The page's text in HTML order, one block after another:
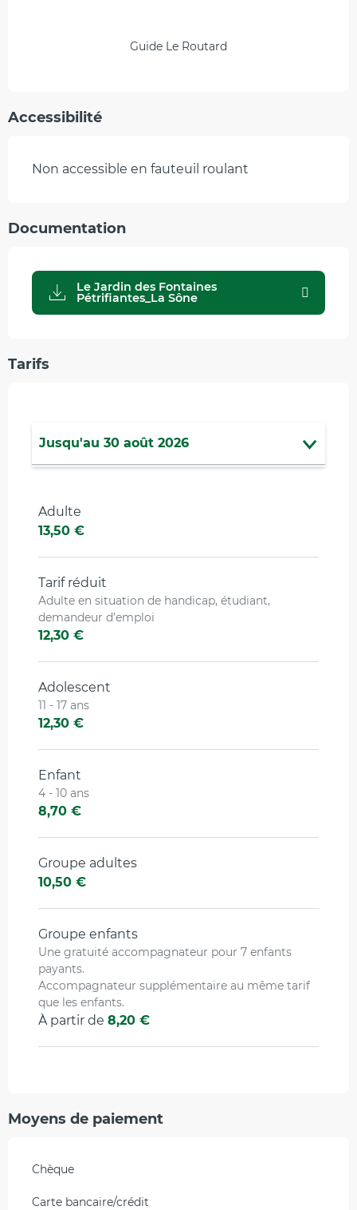
Guide Le Routard
Accessibilité
Non accessible en fauteuil roulant
Documentation
Le Jardin des Fontaines
Pétrifiantes_La Sône
Tarifs
Jusqu'au 30 août 2026
Adulte
13,50 €
Tarif réduit
Adulte en situation de handicap, étudiant,
demandeur d’emploi
12,30 €
Adolescent
11 - 17 ans
12,30 €
Enfant
4 - 10 ans
8,70 €
Groupe adultes
10,50 €
Groupe enfants
Une gratuité accompagnateur pour 7 enfants
payants.
Accompagnateur supplémentaire au même tarif
que les enfants.
À partir de 8,20 €
Moyens de paiement
Chèque
Carte bancaire/crédit